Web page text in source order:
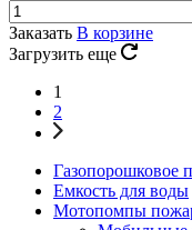
Заказать В корзине
Загрузить еще
1
2
Газопорошковое
Емкость для воды
Мотопомпы